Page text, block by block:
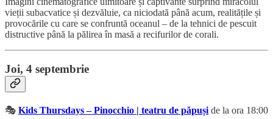
vieții subacvatice și dezvăluie, ca niciodată până acum, realitățile și
provocările cu care se confruntă oceanul – de la tehnici de pescuit
distructive până la pălirea în masă a recifurilor de corali.
Joi, 4 septembrie
🎭 Kids Thursdays – Pinocchio | teatru de păpuși de la ora 18:00